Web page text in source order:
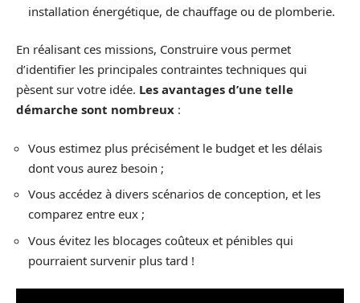
installation énergétique, de chauffage ou de plomberie.
En réalisant ces missions, Construire vous permet
d’identifier les principales contraintes techniques qui
pèsent sur votre idée. Les avantages d’une telle
démarche sont nombreux :
Vous estimez plus précisément le budget et les délais
dont vous aurez besoin ;
Vous accédez à divers scénarios de conception, et les
comparez entre eux ;
Vous évitez les blocages coûteux et pénibles qui
pourraient survenir plus tard !